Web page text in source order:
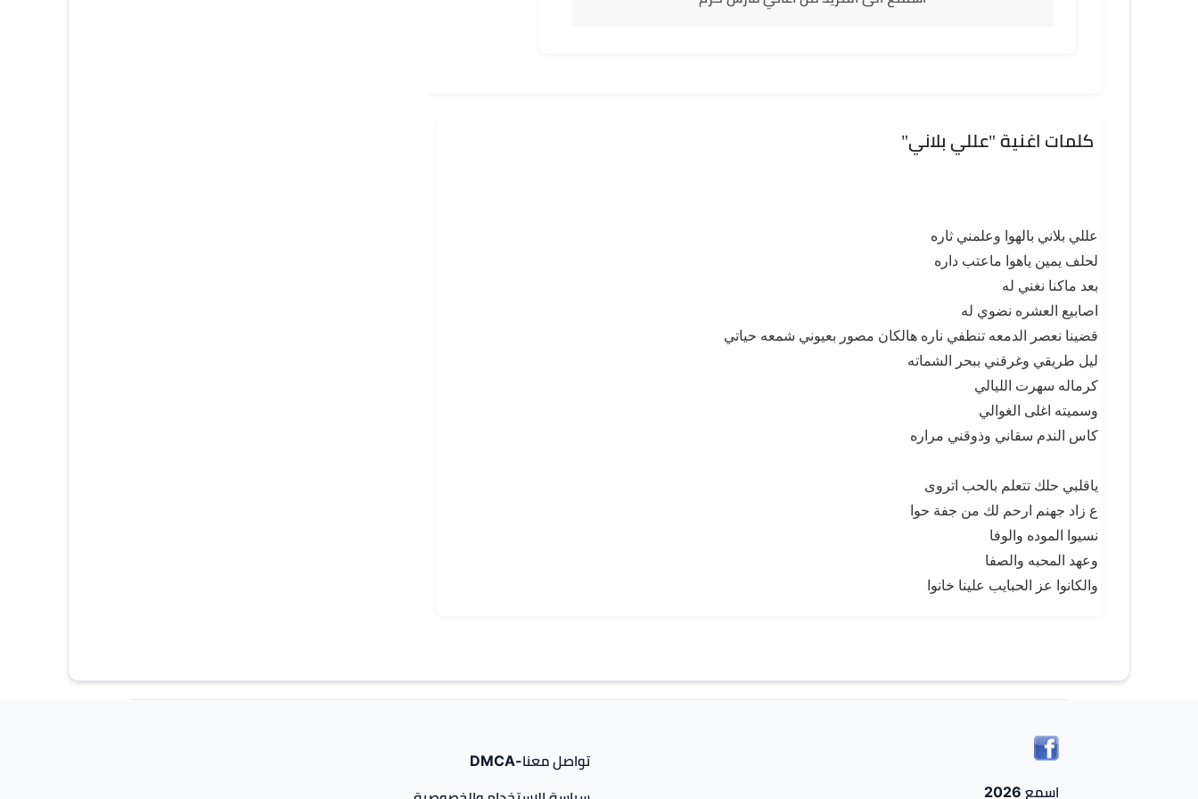
كلمات اغنية "عللي بلاني"
عللي بلاني بالهوا وعلمني ثاره
لحلف يمين ياهوا ماعتب داره
بعد ماكنا نغني له
اصابيع العشره نضوي له
قضينا نعصر الدمعه تنطفي ناره هالكان مصور بعيوني شمعه حياتي
ليل طريقي وغرقني ببحر الشماته
كرماله سهرت الليالي
وسميته اغلى الغوالي
كاس الندم سقاني وذوقني مراره
ياقلبي حلك تتعلم بالحب اتروى
ع زاد جهنم ارحم لك من جفة حوا
نسيوا الموده والوفا
وعهد المحبه والصفا
والكانوا عز الحبايب علينا خانوا
اسمع 2026
تواصل معنا-DMCA